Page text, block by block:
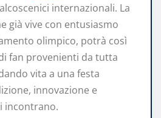
internazionali. La
già vive con entusiasmo
olimpico, potrà così
fan provenienti da tutta
vita a una festa
innovazione e
incontrano.